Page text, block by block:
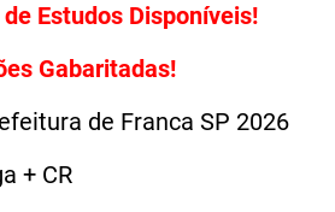
Estudos Disponíveis!
Gabaritadas!
de Franca SP 2026
+ CR